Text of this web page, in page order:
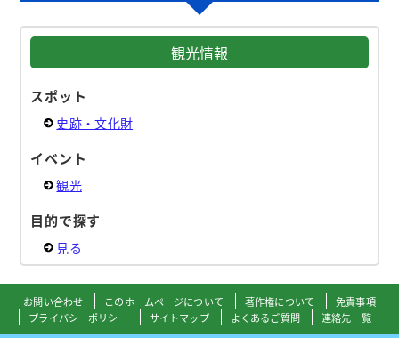
観光情報
スポット
史跡・文化財
イベント
観光
目的で探す
見る
お問い合わせ このホームページについて 著作権について
免責事項
プライバシーポリシー
サイトマップ よくあるご質問 連絡先一覧